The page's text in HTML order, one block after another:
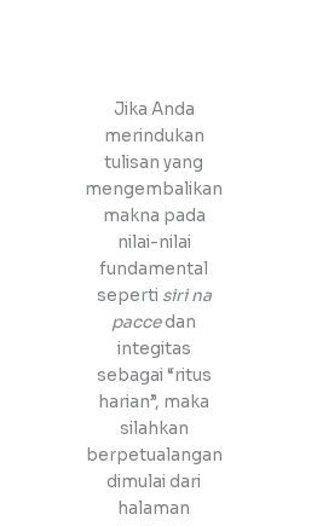
Jika Anda
merindukan
tulisan yang
mengembalikan
makna pada
nilai-nilai
fundamental
seperti siri na
paccedan
integitas
sebagai “ritus
harian”, maka
silahkan
berpetualangan
dimulai dari
halaman